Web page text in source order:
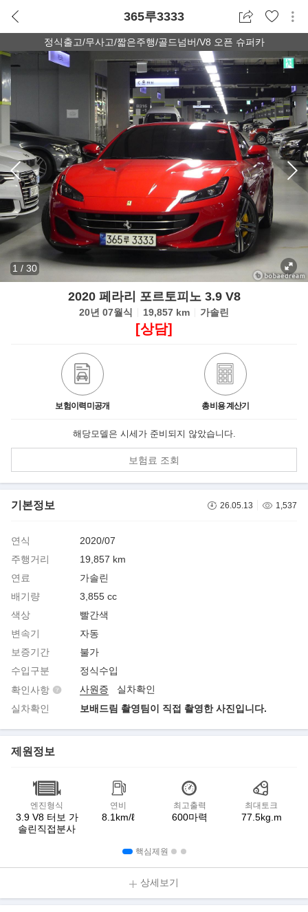
365루3333
정식출고/무사고/짧은주행/골드넘버/V8 오픈 슈퍼카
1 / 30
2020 페라리 포르토피노 3.9 V8
20년 07월식 19,857 km 가솔린
[상담]
보험이력미공개 총비용 계산기
해당모델은 시세가 준비되지 않았습니다.
보험료 조회
기본정보 26.05.13 1,537
연식
2020/07
주행거리
19,857 km
연료
가솔린
배기량
3,855 cc
색상
빨간색
변속기
자동
보증기간
불가
수입구분
정식수입
확인사항
사원증
실차확인
실차확인
보배드림 촬영팀이 직접 촬영한 사진입니다.
제원정보
엔진형식
3.9 V8 터보 가
솔린직접분사
연비
8.1km/ℓ
최고출력
600마력
최대토크
77.5kg.m
핵심제원
상세보기